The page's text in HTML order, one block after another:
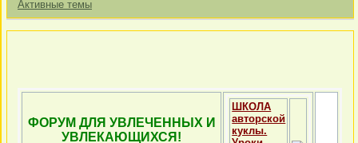
Активные темы
ФОРУМ ДЛЯ УВЛЕЧЕННЫХ И
УВЛЕКАЮЩИХСЯ!
ШКОЛА
авторской
куклы.